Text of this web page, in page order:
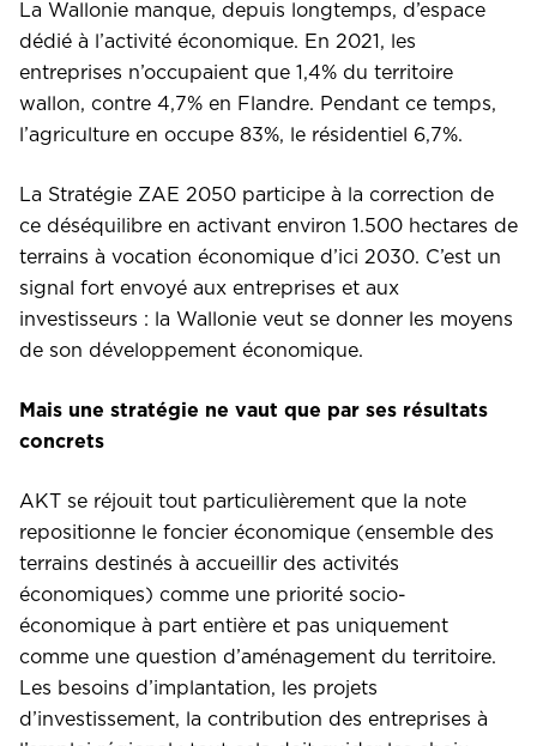
La Wallonie manque, depuis longtemps, d’espace
dédié à l’activité économique. En 2021, les
entreprises n’occupaient que 1,4% du territoire
wallon, contre 4,7% en Flandre. Pendant ce temps,
l’agriculture en occupe 83%, le résidentiel 6,7%.
La Stratégie ZAE 2050 participe à la correction de
ce déséquilibre en activant environ 1.500 hectares de
terrains à vocation économique d’ici 2030. C’est un
signal fort envoyé aux entreprises et aux
investisseurs : la Wallonie veut se donner les moyens
de son développement économique.
Mais une stratégie ne vaut que par ses résultats
concrets
AKT se réjouit tout particulièrement que la note
repositionne le foncier économique (ensemble des
terrains destinés à accueillir des activités
économiques) comme une priorité socio-
économique à part entière et pas uniquement
comme une question d’aménagement du territoire.
Les besoins d’implantation, les projets
d’investissement, la contribution des entreprises à